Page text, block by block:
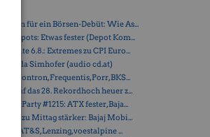
für ein Börsen-Debüt: Wie As...
Depots: Etwas fester (Depot Kom...
6.8.: Extremes zu CPI Euro...
Linda Simhofer (audio cd.at)
zu Kontron, Frequentis, Porr, BKS...
auf das 28. Rekordhoch heuer z...
Party #1215: ATX fester, Baja...
zu Mittag stärker: Bajaj Mobi...
AT&S, Lenzing, voestalpine ...